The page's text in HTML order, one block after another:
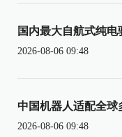
国内最大自航式纯
2026-08-06 09:48
中国机器人适配全球
2026-08-06 09:48